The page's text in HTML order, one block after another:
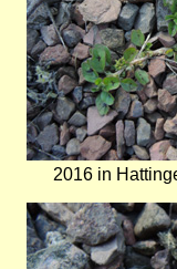
2016 in
Bild